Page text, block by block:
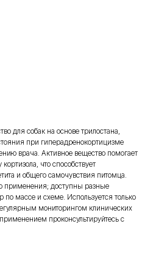
для собак на основе трилостана,
при гиперадренокортицизме
врача. Активное вещество помогает
что способствует
и общего самочувствия питомца.
применения; доступны разные
по массе и схеме. Используется только
мониторингом клинических
проконсультируйтесь с